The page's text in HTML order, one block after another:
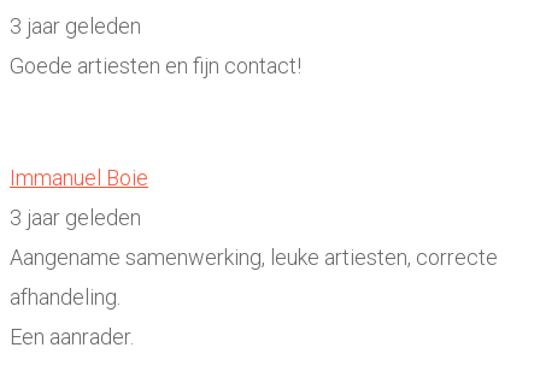
3 jaar geleden
Goede artiesten en fijn contact!
Immanuel Boie
3 jaar geleden
Aangename samenwerking, leuke artiesten, correcte
afhandeling.
Een aanrader.